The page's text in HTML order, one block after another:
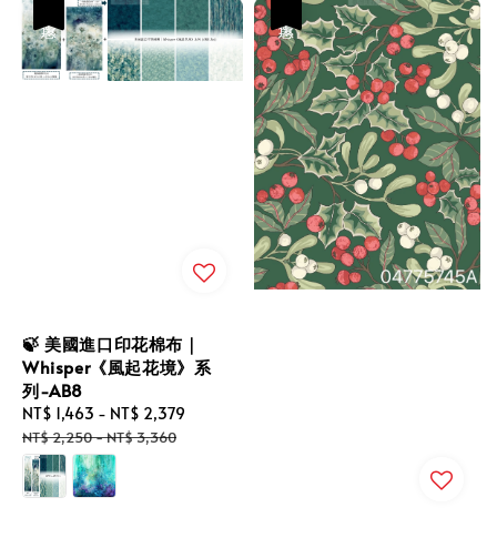
🍃 美國進口印花棉布｜
Whisper《風起花境》系
列-AB8
Sale
price
NT$ 1,463 - NT$ 2,379
NT$ 2,250-NT$ 3,360